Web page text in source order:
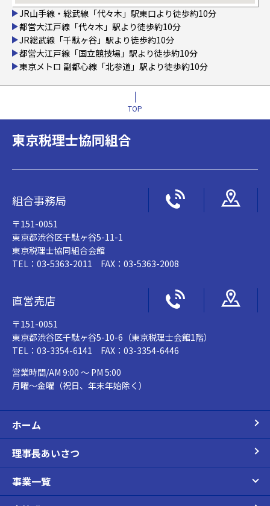
JR山手線・総武線「代々木」駅東口より徒歩約10分
都営大江戸線「代々木」駅より徒歩約10分
JR総武線「千駄ヶ谷」駅より徒歩約10分
都営大江戸線「国立競技場」駅より徒歩約10分
東京メトロ 副都心線「北参道」駅より徒歩約10分
TOP
東京税理士協同組合
組合事務局
〒151-0051
東京都渋谷区千駄ヶ谷5-11-1
東京税理士協同組合会館
TEL：03-5363-2011 FAX：03-5363-2008
直営売店
〒151-0051
東京都渋谷区千駄ヶ谷5-10-6（東京税理士会館1階）
TEL：03-3354-6141 FAX：03-3354-6446
営業時間/AM 9:00 ～ PM 5:00
月曜～金曜（祝日、年末年始除く）
ホーム
理事長あいさつ
事業一覧